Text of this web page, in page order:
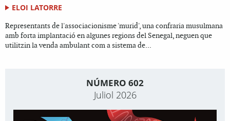
ELOI LATORRE
Representants de l'associacionisme 'murid', una confraria musulmana
amb forta implantació en algunes regions del Senegal, neguen que
utilitzin la venda ambulant com a sistema de...
NÚMERO 602
Juliol 2026